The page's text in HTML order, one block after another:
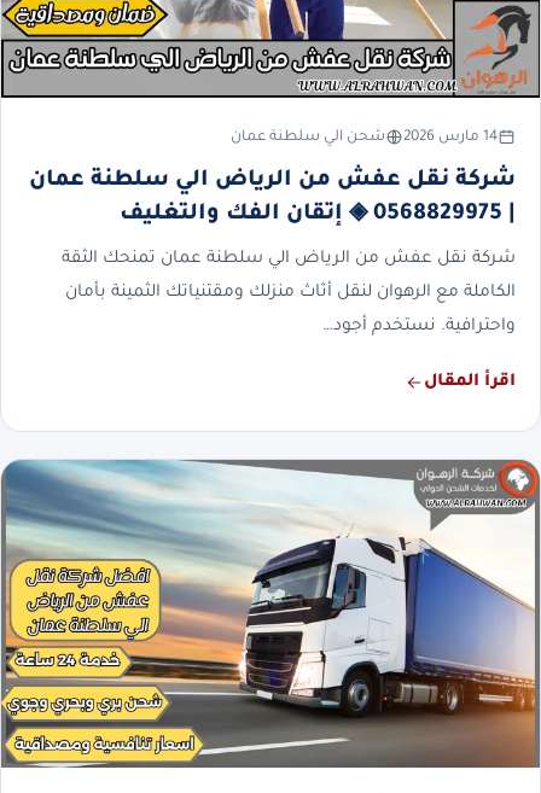
14 مارس 2026 شحن الي سلطنة عمان
شركة نقل عفش من الرياض الي سلطنة عمان
شركة نقل عفش من الرياض الي سلطنة عمان تمنحك الثقة
الكاملة مع الرهوان لنقل أثاث منزلك ومقتنياتك الثمينة بأمان
واحترافية. نستخدم أجود…
اقرأ المقال